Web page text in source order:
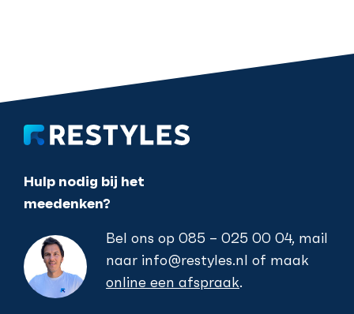
Hulp nodig bij het
meedenken?
Bel ons op 085 – 025 00 04, mail
naar info@restyles.nl of maak
online een afspraak.